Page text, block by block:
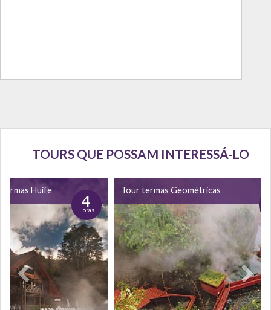
TOURS QUE POSSAM INTERESSÁ-LO
Huife
4
Horas
Tour termas Geométricas